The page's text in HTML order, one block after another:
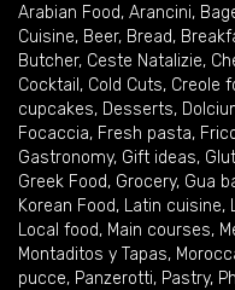
Arabian Food, Arancini,
Cuisine, Beer, Bread,
Butcher, Ceste Natalizie,
Cocktail , Cold Cuts, Creole
cupcakes, Desserts,
Focaccia, Fresh pasta,
Gastronomy, Gift ideas,
Greek Food, Grocery, Gua
Korean Food, Latin cuisine,
Local food, Main courses,
Montaditos y Tapas,
pucce, Panzerotti, Pastry,